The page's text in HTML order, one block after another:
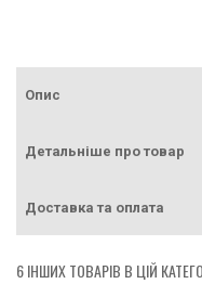
Опис
Детальніше про товар
Доставка та оплата
6 ІНШИХ ТОВАРІВ В ЦІЙ